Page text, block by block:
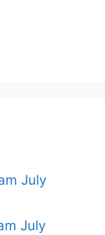
July
July